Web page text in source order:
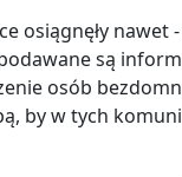
osiągnęły
są
osób
by w tych